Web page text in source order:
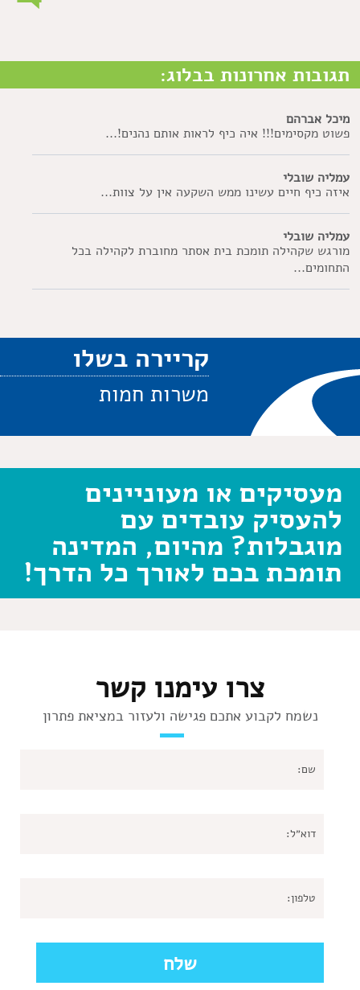
תגובות אחרונות בבלוג:
מיכל אברהם
פשוט מקסימים!!! איה כיף לראות אותם נהנים!...
עמליה שובלי
איזה כיף חיים עשינו ממש השקעה אין על צוות...
עמליה שובלי
מורגש שקהילה תומכת בית אסתר מחוברת לקהילה בכל
התחומים...
קריירה בשלו
משרות חמות
מעסיקים או מעוניינים
להעסיק עובדים עם
מוגבלות? מהיום, המדינה
תומכת בכם לאורך כל הדרך!
צרו עימנו קשר
נשמח לקבוע אתכם פגישה ולעזור במציאת פתרון